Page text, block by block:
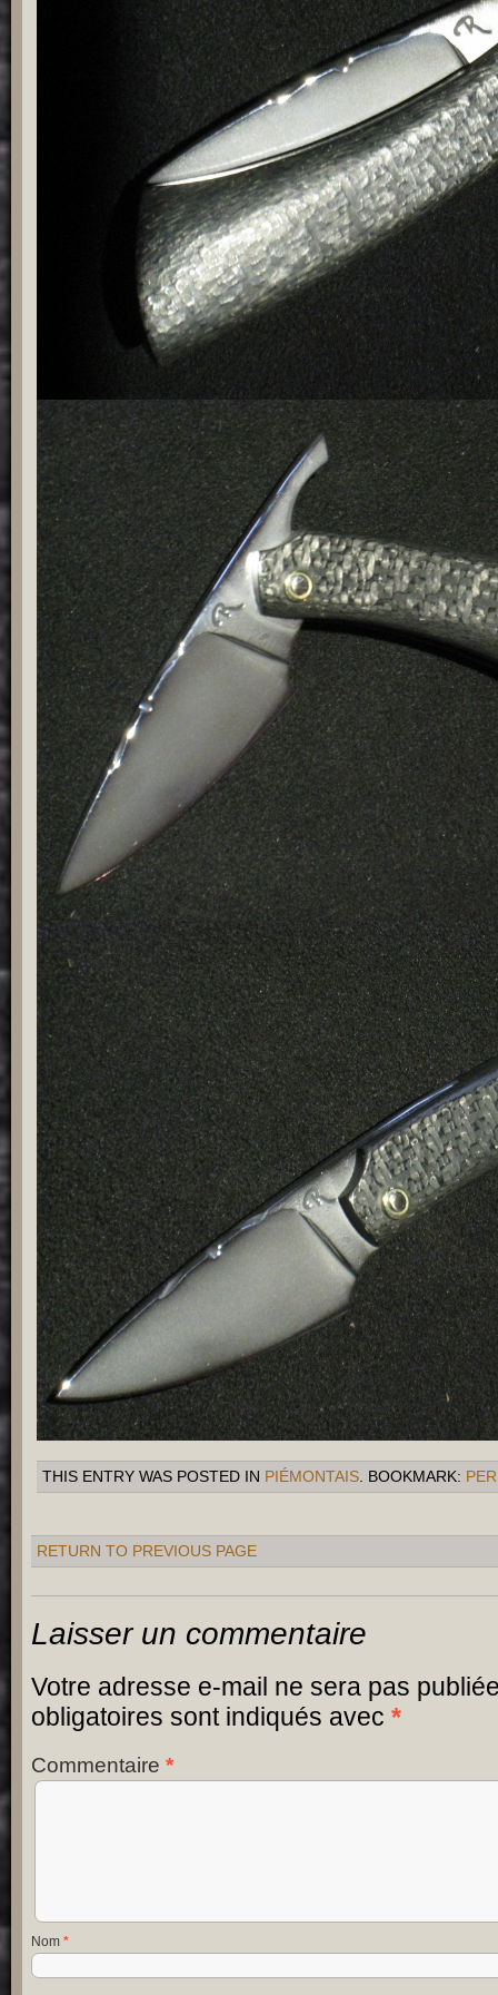
THIS ENTRY WAS POSTED IN PIÉMONTAIS. BOOKMARK:
RETURN TO PREVIOUS PAGE
Laisser un commentaire
Votre adresse e-mail ne sera pas
obligatoires sont indiqués avec *
Commentaire *
Nom *